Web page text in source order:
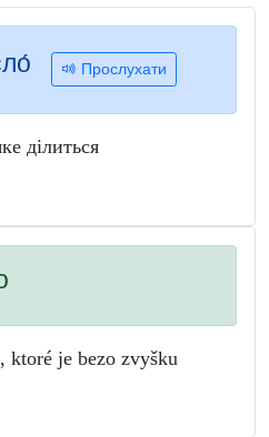
Прослухати
ділиться
ktoré je bezo zvyšku